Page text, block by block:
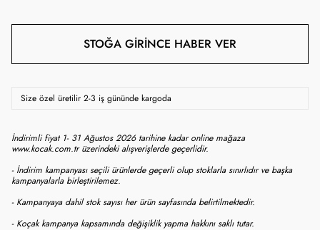
STOĞA GIRINCE HABER VER
Size özel üretilir 2-3 iş gününde kargoda
İndirimli fiyat 1- 31 Ağustos 2026 tarihine kadar online mağaza
www.kocak.com.tr üzerindeki alışverişlerde geçerlidir.
- İndirim kampanyası seçili ürünlerde geçerli olup stoklarla sınırlıdır ve başka
kampanyalarla birleştirilemez.
- Kampanyaya dahil stok sayısı her ürün sayfasında belirtilmektedir.
- Koçak kampanya kapsamında değişiklik yapma hakkını saklı tutar.